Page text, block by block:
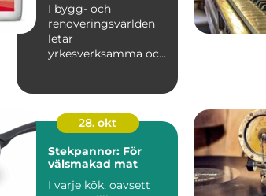
I bygg- och
renoveringsvärlden
letar
yrkesverksamma och
28. okt
Stekpannor: För
välsmakad mat
I varje kök, oavsett